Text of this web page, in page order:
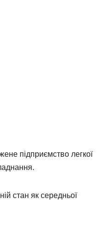
підприємство легкої
стан як середньої